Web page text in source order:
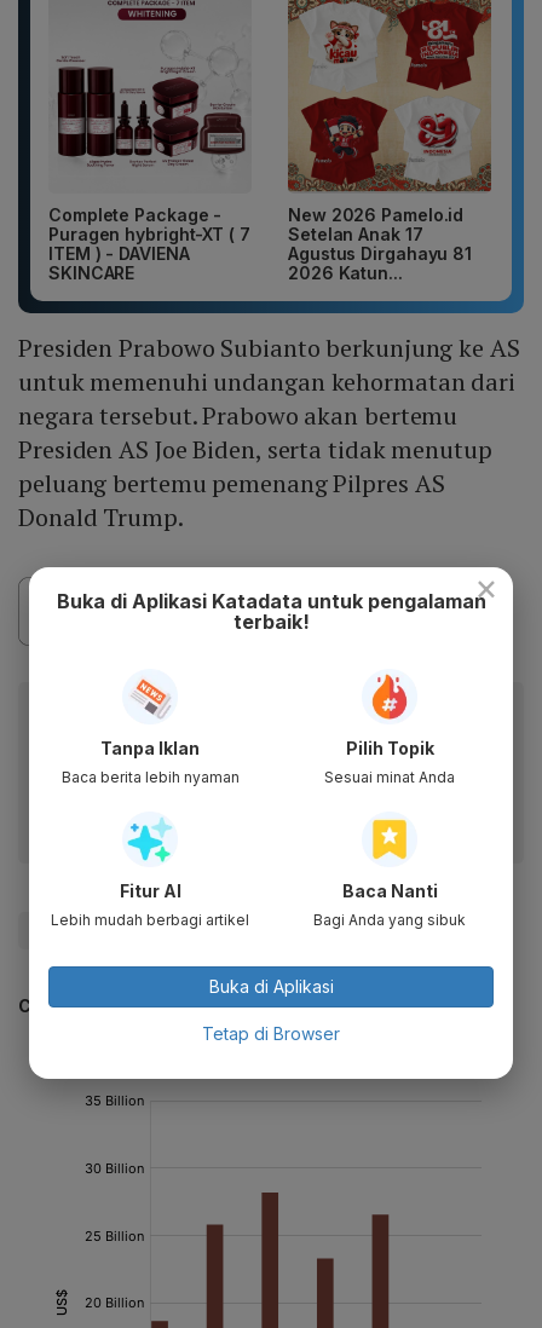
Complete Package -
Puragen hybright-XT ( 7
ITEM ) - DAVIENA
SKINCARE
New 2026 Pamelo.id
Setelan Anak 17
Agustus Dirgahayu 81
2026 Katun...
Presiden Prabowo Subianto berkunjung ke AS
untuk memenuhi undangan kehormatan dari
negara tersebut. Prabowo akan bertemu
Presiden AS Joe Biden, serta tidak menutup
peluang bertemu pemenang Pilpres AS
Donald Trump.
Baca artikel ini lewat aplikasi mobile.
Dapatkan pengalaman membaca lebih nyaman dan nikmati
fitur menarik lainnya lewat aplikasi mobile Katadata.
#Prabowo #Update Me
CEK JUGA DATA INI
×
Buka di Aplikasi Katadata untuk pengalaman
terbaik!
Tanpa Iklan
Baca berita lebih nyaman
Pilih Topik
Sesuai minat Anda
Fitur AI
Lebih mudah berbagi artikel
Baca Nanti
Bagi Anda yang sibuk
Buka di Aplikasi
Tetap di Browser